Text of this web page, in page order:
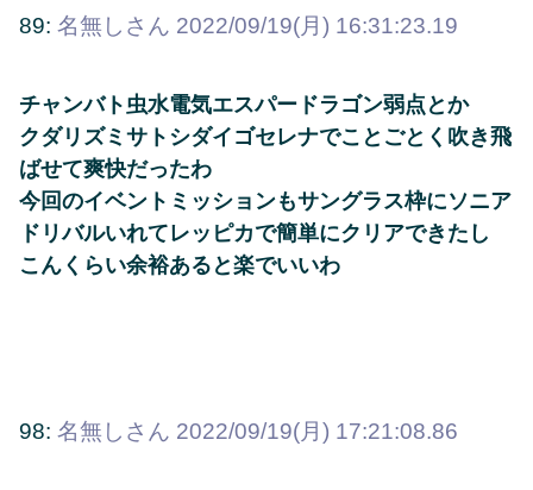
89: 名無しさん 2022/09/19(月) 16:31:23.19
チャンバト虫水電気エスパードラゴン弱点とか
クダリズミサトシダイゴセレナでことごとく吹き飛
ばせて爽快だったわ
今回のイベントミッションもサングラス枠にソニア
ドリバルいれてレッピカで簡単にクリアできたし
こんくらい余裕あると楽でいいわ
98: 名無しさん 2022/09/19(月) 17:21:08.86